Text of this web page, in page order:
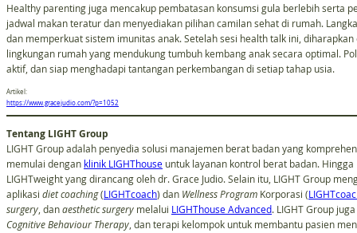
Healthy parenting juga mencakup pembatasan konsumsi gula berlebih serta
jadwal makan teratur dan menyediakan pilihan camilan sehat di rumah.
dan memperkuat sistem imunitas anak. Setelah sesi health talk ini,
lingkungan rumah yang mendukung tumbuh kembang anak secara optimal.
aktif, dan siap menghadapi tantangan perkembangan di setiap tahap usia.
Artikel:
https://www.gracejudio.com/?p=1052
Tentang LIGHT Group
LIGHT Group adalah penyedia solusi manajemen berat badan yang
memulai dengan klinik LIGHThouse untuk layanan kontrol berat badan.
LIGHTweight yang dirancang oleh dr. Grace Judio. Selain itu, LIGHT Group
aplikasi diet coaching(LIGHTcoach) dan WellnessProgram Korporasi (
surgery, danaesthetic surgery melalui LIGHThouse Advanced. LIGHT Group
Cognitive Behaviour Therapy, dan terapi kelompok untuk membantu pasien